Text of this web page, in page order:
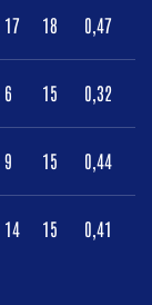
17 18 0,47
6 15 0,32
9 15 0,44
14 15 0,41